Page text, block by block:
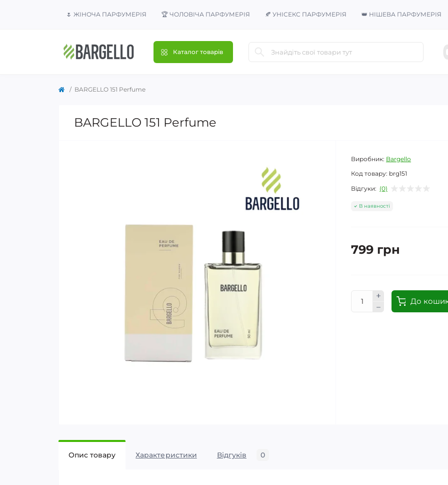
🌷 ЖІНОЧА ПАРФУМЕРІЯ 🏆 ЧОЛОВІЧА ПАРФУМЕРІЯ 🍂 УНІСЕКС ПАРФУМЕРІЯ 👑 НІШЕВА ПАРФУМЕРІЯ
Каталог товарів
BARGELLO 151 Perfume
BARGELLO 151 Perfume
Виробник: Bargello
Код товару: brg151
Відгуки: (0)
В наявності
799 грн
До
Опис товару Характеристики Відгуків 0